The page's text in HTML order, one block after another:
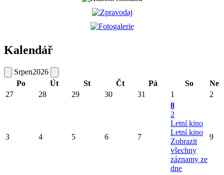
Kalendář
Srpen2026
Po
Út St Čt Pá So
Ne
27
28 29 30 31 1 2
3 4 5 6 7
8
2
Letní kino
Letní kino
Zobrazit
všechny
záznamy ze
dne
9